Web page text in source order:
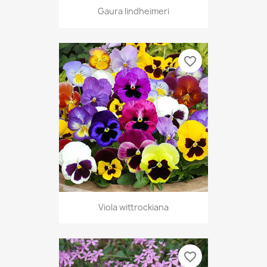
Gaura lindheimeri
Viola wittrockiana
favorite_border
favorite_border